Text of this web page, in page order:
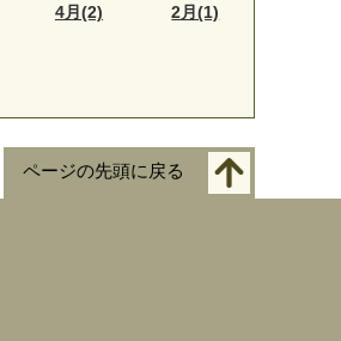
4月(2) 2月(1)
ページの先頭に戻る